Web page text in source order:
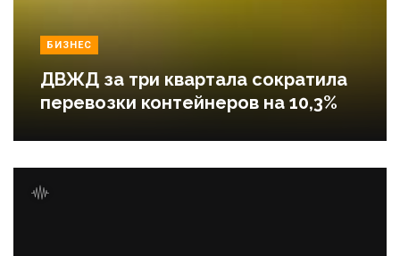
БИЗНЕС
ДВЖД за три квартала сократила
перевозки контейнеров на 10,3%